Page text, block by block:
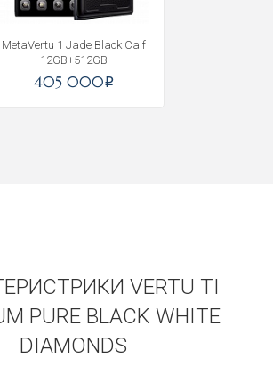
MetaVertu 1 Jade Black Calf
12GB+512GB
405 000i
VERTU TI
PURE BLACK WHITE
DIAMONDS